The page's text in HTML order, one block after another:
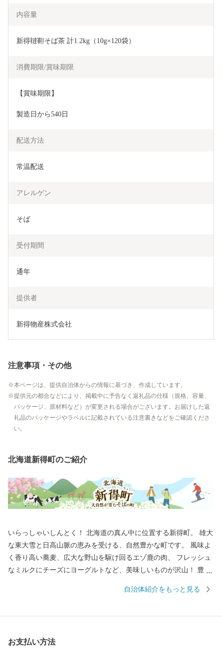
内容量
新得韃靼そば茶 計1.2kg（10g×120袋）
消費期限/賞味期限
【賞味期限】
製造日から540日
配送方法
常温配送
アレルゲン
そば
受付期間
通年
提供者
新得物産株式会社
注意事項・その他
本ページは、提供自治体からの情報に基づき、作成しています。
提供元の都合などにより、掲載中に予告なく返礼品の仕様（規格、容量、
パッケージ、原材料など）が変更される場合がございます。お届けした返
礼品のパッケージやラベルに記載されている注意書きなどをご確認くださ
い。
北海道新得町のご紹介
いらっしゃいしんとく！ 北海道の真ん中に位置する新得町。 雄大
な東大雪と日高山脈の恵みを受ける、自然豊かな町です。 風味よ
く香り高い蕎麦、広大な野山を駆け回るエゾ鹿の肉、 フレッシュ
なミルクにチーズにヨーグルトなど、美味しいものが沢山！ 豊か
馬や渓流釣り・トレッキング・ゴルフ・スキー・スノーボードな
秘湯も。 楽しみ方はあなた次第！ 北海道・新得町にぜひお越しく
自治体紹介をもっと見る
お支払い方法